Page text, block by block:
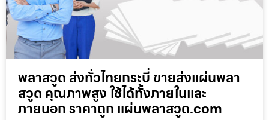
พลาสวูด ส่งทั่วไทยกระบี่ ขายส่งแผ่นพลา
สวูด คุณภาพสูง ใช้ได้ทั้งภายในและ
ภายนอก ราคาถูก แผ่นพลาสวูด.com